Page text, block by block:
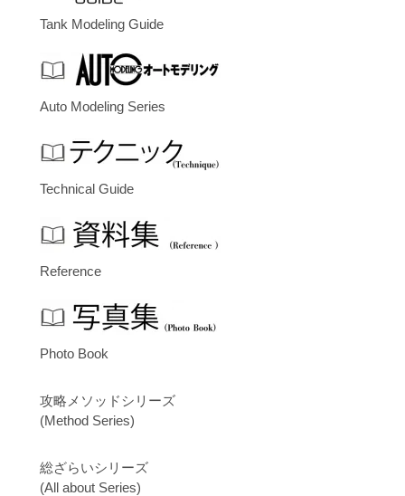
Tank Modeling Guide
Auto Modeling Series
Technical Guide
Reference
Photo Book
攻略メソッドシリーズ
(Method Series)
総ざらいシリーズ
(All about Series)